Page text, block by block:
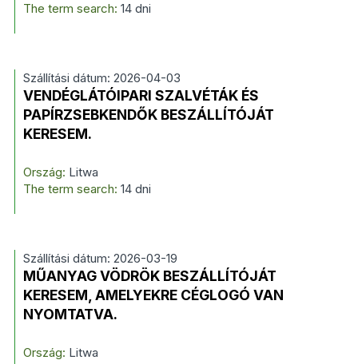
The term search: 14 dni
Szállítási dátum: 2026-04-03
VENDÉGLÁTÓIPARI SZALVÉTÁK ÉS
PAPÍRZSEBKENDŐK BESZÁLLÍTÓJÁT
KERESEM.
Ország: Litwa
The term search: 14 dni
Szállítási dátum: 2026-03-19
MŰANYAG VÖDRÖK BESZÁLLÍTÓJÁT
KERESEM, AMELYEKRE CÉGLOGÓ VAN
NYOMTATVA.
Ország: Litwa